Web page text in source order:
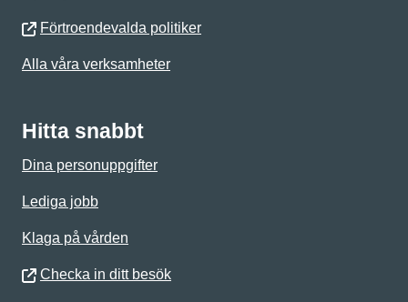
Förtroendevalda politiker
Alla våra verksamheter
Hitta snabbt
Dina personuppgifter
Lediga jobb
Klaga på vården
Checka in ditt besök